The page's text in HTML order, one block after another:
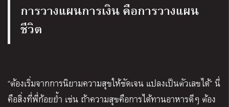
การวางแผนการเงิน คือการวางแผน
ชีวิต
“ต้องเริ่มจากการนิยามความสุขให้ชัดเจน แปลงเป็นตัวเลขได้” นี่
คือสิ่งที่พี่ก้อยย้ำ เช่น ถ้าความสุขคือการได้ทานอาหารดีๆ ต้อง